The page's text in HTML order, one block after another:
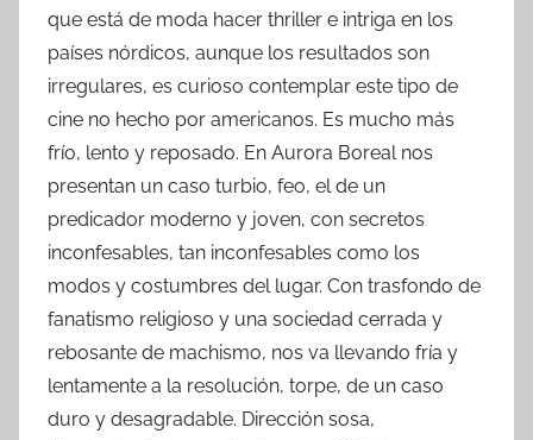
que está de moda hacer thriller e intriga en los
países nórdicos, aunque los resultados son
irregulares, es curioso contemplar este tipo de
cine no hecho por americanos. Es mucho más
frío, lento y reposado. En Aurora Boreal nos
presentan un caso turbio, feo, el de un
predicador moderno y joven, con secretos
inconfesables, tan inconfesables como los
modos y costumbres del lugar. Con trasfondo de
fanatismo religioso y una sociedad cerrada y
rebosante de machismo, nos va llevando fría y
lentamente a la resolución, torpe, de un caso
duro y desagradable. Dirección sosa,